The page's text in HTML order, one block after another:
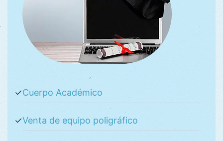
Cuerpo Académico
Venta de equipo poligráfico